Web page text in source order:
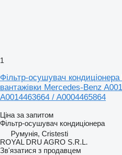
1
Фільтр-осушувач
вантажівки Mercedes-Benz
A0014463664 / A0004465864
Ціна за запитом
Фільтр-осушувач кондиціонера
Румунія, Cristesti
ROYAL DRU AGRO S.R.L.
Зв'язатися з продавцем